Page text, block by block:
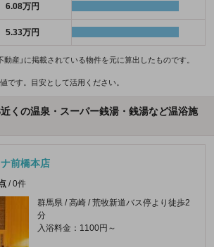
6.08万円
5.33万円
産」に掲載されている物件を元に算出したものです。
です。目安として活用ください。
くの温泉・スーパー銭湯・銭湯など温浴施
前橋本店
/0件
群馬県 / 高崎 / 荒牧新道バス停より徒歩2
分
入浴料金：1100円～